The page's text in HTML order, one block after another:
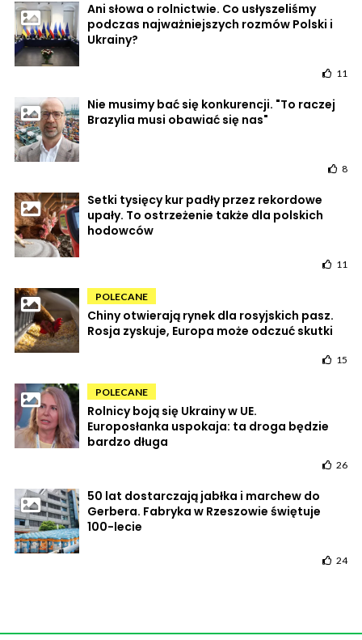
Ani słowa o rolnictwie. Co usłyszeliśmy
podczas najważniejszych rozmów Polski i
Ukrainy?
11
Nie musimy bać się konkurencji. "To raczej
Brazylia musi obawiać się nas"
8
Setki tysięcy kur padły przez rekordowe
upały. To ostrzeżenie także dla polskich
hodowców
11
POLECANE
Chiny otwierają rynek dla rosyjskich pasz.
Rosja zyskuje, Europa może odczuć skutki
15
POLECANE
Rolnicy boją się Ukrainy w UE.
Europosłanka uspokaja: ta droga będzie
bardzo długa
26
50 lat dostarczają jabłka i marchew do
Gerbera. Fabryka w Rzeszowie świętuje
100-lecie
24